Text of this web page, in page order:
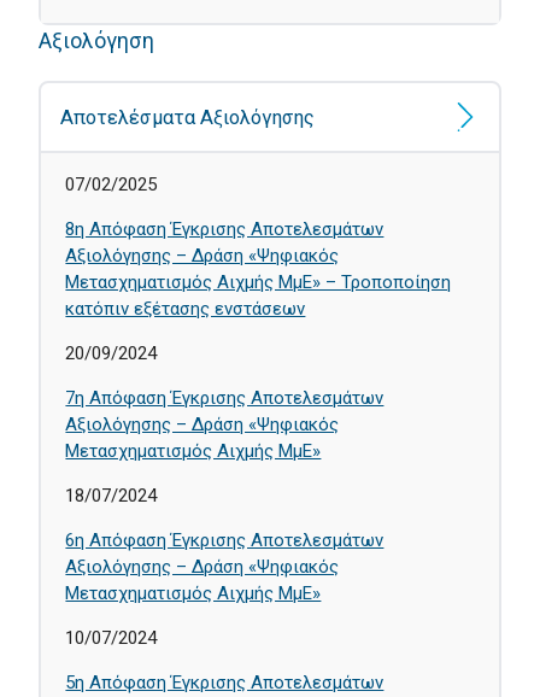
Αξιολόγηση
Αποτελέσματα Αξιολόγησης
07/02/2025
8η Απόφαση Έγκρισης Αποτελεσμάτων
Αξιολόγησης – Δράση «Ψηφιακός
Μετασχηματισμός Αιχμής ΜμΕ» – Τροποποίηση
κατόπιν εξέτασης ενστάσεων
20/09/2024
7η Απόφαση Έγκρισης Αποτελεσμάτων
Αξιολόγησης – Δράση «Ψηφιακός
Μετασχηματισμός Αιχμής ΜμΕ»
18/07/2024
6η Απόφαση Έγκρισης Αποτελεσμάτων
Αξιολόγησης – Δράση «Ψηφιακός
Μετασχηματισμός Αιχμής ΜμΕ»
10/07/2024
5η Απόφαση Έγκρισης Αποτελεσμάτων